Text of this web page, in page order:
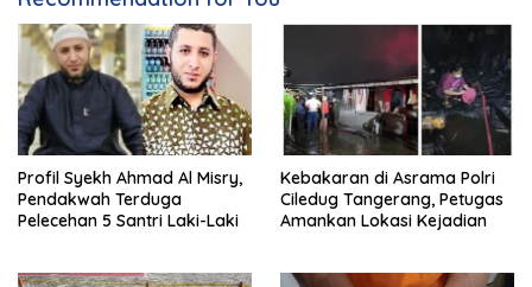
Profil Syekh Ahmad Al Misry,
Pendakwah Terduga
Pelecehan 5 Santri Laki-Laki
Kebakaran di Asrama Polri
Ciledug Tangerang, Petugas
Amankan Lokasi Kejadian